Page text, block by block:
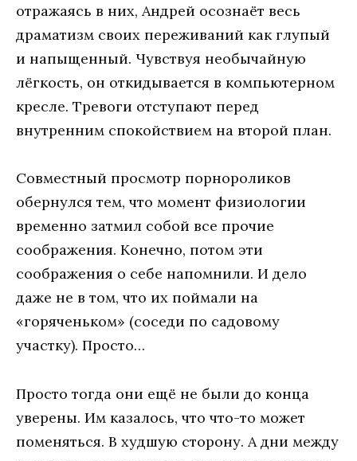
отражаясь в них, Андрей осознаёт весь
драматизм своих переживаний как глупый
и напыщенный. Чувствуя необычайную
лёгкость, он откидывается в компьютерном
кресле. Тревоги отступают перед
внутренним спокойствием на второй план.
Совместный просмотр порнороликов
обернулся тем, что момент физиологии
временно затмил собой все прочие
соображения. Конечно, потом эти
соображения о себе напомнили. И дело
даже не в том, что их поймали на
«горяченьком» (соседи по садовому
участку). Просто…
Просто тогда они ещё не были до конца
уверены. Им казалось, что что-то может
поменяться. В худшую сторону. А дни между